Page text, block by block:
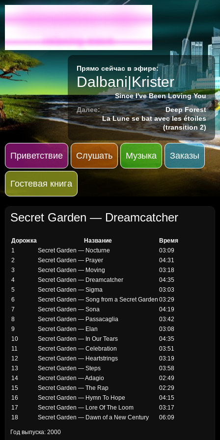
Radio-M
relaxing wave
Прямо сейчас в эфире:
Dalbani|Krister
Since I've Been Loving You
Далее:
Deep Forest
La Lune se bat avec les étoiles
(transition 2)
Приветствие Слушать Музыка Заказы
Гостевая книга
Secret Garden — Dreamcatcher
Дорожка Название
Время
1
Secret Garden — Nocturne
03:09
2
Secret Garden — Prayer
04:31
3
Secret Garden — Moving
03:18
4
Secret Garden — Dreamcatcher
04:35
5
Secret Garden — Sigma
03:03
6
Secret Garden — Song from a Secret Garden 03:29
7
Secret Garden — Sona
04:19
8
Secret Garden — Passacaglia
03:42
9
Secret Garden — Elan
03:08
10
Secret Garden — In Our Tears
04:35
11
Secret Garden — Celebration
03:51
12
Secret Garden — Heartstrings
03:19
13
Secret Garden — Steps
03:58
14
Secret Garden — Adagio
02:49
15
Secret Garden — The Rap
02:29
16
Secret Garden — Hymn To Hope
04:15
17
Secret Garden — Lore Of The Loom
03:17
18
Secret Garden — Dawn of a New Century 06:09
Год выпуска: 2000